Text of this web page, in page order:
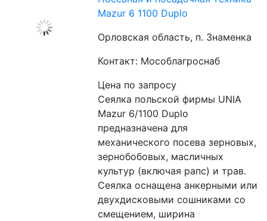
Mazur 6 1100 Duplo
Орловская область, п. Знаменка
Контакт: Мособлагроснаб
Цена по запросу
Сеялка польской фирмы UNIA
Mazur 6/1100 Duplo
предназначена для
механического посева зерновых,
зернобобовых, масличных
культур (включая рапс) и трав.
Сеялка оснащена анкерными или
двухдисковыми сошниками со
смещением, ширина